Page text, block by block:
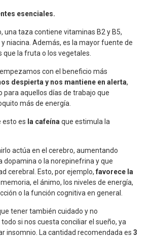
esenciales.
una taza contiene vitaminas B2 y B5,
niacina. Además, es la mayor fuente de
la fruta o los vegetales.
con el beneficio más
despierta y nos mantiene en alerta,
para aquellos días de trabajo que
más de energía.
esto es la cafeína que estimula la
actúa en el cerebro, aumentando
dopamina o la norepinefrina y que
cerebral. Esto, por ejemplo, favorece la
memoria, el ánimo, los niveles de energía,
o la función cognitiva en general.
tener también cuidado y no
si nos cuesta conciliar el sueño, ya
insomnio. La cantidad recomendada es 3